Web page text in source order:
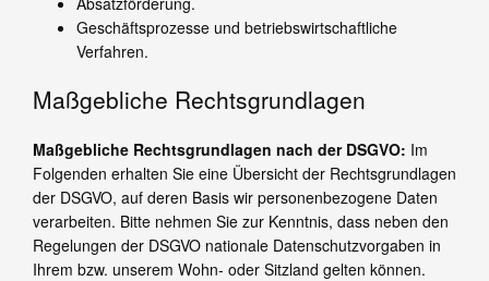
Geschäftsprozesse und betriebswirtschaftliche
Verfahren.
Maßgebliche Rechtsgrundlagen
Maßgebliche Rechtsgrundlagen nach der DSGVO: Im
Folgenden erhalten Sie eine Übersicht der Rechtsgrundlagen
der DSGVO, auf deren Basis wir personenbezogene Daten
verarbeiten. Bitte nehmen Sie zur Kenntnis, dass neben den
Regelungen der DSGVO nationale Datenschutzvorgaben in
Ihrem bzw. unserem Wohn- oder Sitzland gelten können.